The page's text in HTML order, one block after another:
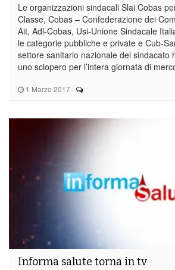
1 Marzo 2017 -
Le organizzazioni sindacali Slai Cobas
Classe, Cobas – Confederazione dei
Ait, Adl-Cobas, Usi-Unione Sindacale
le categorie pubbliche e private e Cub-
settore sanitario nazionale del sindacato
uno sciopero per l’intera giornata di
Informa salute torna in tv